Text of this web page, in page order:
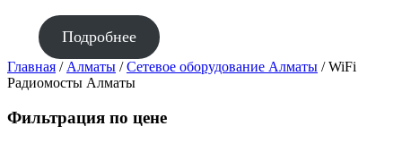
Подробнее
Главная / Алматы /Сетевое оборудование Алматы / WiFi
Радиомосты Алматы
Фильтрация по цене